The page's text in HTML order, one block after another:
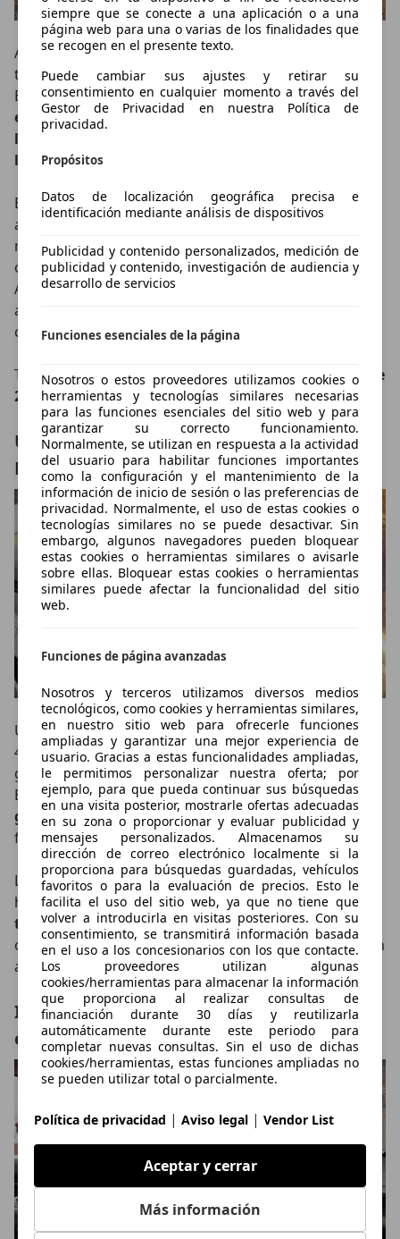
siempre que se conecte a una aplicación o a una
página web para una o varias de los finalidades que
se recogen en el presente texto.
Puede cambiar sus ajustes y retirar su
consentimiento en cualquier momento a través del
Gestor de Privacidad en nuestra Política de
privacidad.
Propósitos
Datos de localización geográfica precisa e
identificación mediante análisis de dispositivos
Publicidad y contenido personalizados, medición de
publicidad y contenido, investigación de audiencia y
desarrollo de servicios
Funciones esenciales de la página
Nosotros o estos proveedores utilizamos cookies o
herramientas y tecnologías similares necesarias
para las funciones esenciales del sitio web y para
garantizar su correcto funcionamiento.
Normalmente, se utilizan en respuesta a la actividad
del usuario para habilitar funciones importantes
como la configuración y el mantenimiento de la
información de inicio de sesión o las preferencias de
privacidad. Normalmente, el uso de estas cookies o
tecnologías similares no se puede desactivar. Sin
embargo, algunos navegadores pueden bloquear
estas cookies o herramientas similares o avisarle
sobre ellas. Bloquear estas cookies o herramientas
similares puede afectar la funcionalidad del sitio
web.
Funciones de página avanzadas
Nosotros y terceros utilizamos diversos medios
tecnológicos, como cookies y herramientas similares,
en nuestro sitio web para ofrecerle funciones
ampliadas y garantizar una mejor experiencia de
usuario. Gracias a estas funcionalidades ampliadas,
le permitimos personalizar nuestra oferta; por
ejemplo, para que pueda continuar sus búsquedas
en una visita posterior, mostrarle ofertas adecuadas
en su zona o proporcionar y evaluar publicidad y
mensajes personalizados. Almacenamos su
dirección de correo electrónico localmente si la
proporciona para búsquedas guardadas, vehículos
favoritos o para la evaluación de precios. Esto le
facilita el uso del sitio web, ya que no tiene que
volver a introducirla en visitas posteriores. Con su
consentimiento, se transmitirá información basada
en el uso a los concesionarios con los que contacte.
Los proveedores utilizan algunas
cookies/herramientas para almacenar la información
que proporciona al realizar consultas de
financiación durante 30 días y reutilizarla
automáticamente durante este periodo para
completar nuevas consultas. Sin el uso de dichas
cookies/herramientas, estas funciones ampliadas no
se pueden utilizar total o parcialmente.
Política de privacidad | Aviso legal | Vendor List
Aceptar y cerrar
Más información
A nivel estético hay cambios importantes, aunque
todos tienen una función clara más allá de lo visual. El
Emira 420 Sport estrena unsplitter delantero
específico,nuevas entradas de aire,faldones
laterales
lip
y unportón trasero ventilado
Estas modificaciones permiten aumentar el flujo de
aire hacia los radiadores exteriores en un
mejorar un14%la refrigeración del radiador central y
optimizar en un10%la refrigeración de los frenos.
Además, el flujo de aire de la válvula de escape
aumenta un
conducción exigente o tandas en circuito.
Todo ello acompañado por nuevasllantas forjadas de
20 pulgadasacabadas en gris oscuro satinado.
Un techo desmontable inspirado en el
Lotus Esprit
Una de las novedades más curiosas del nuevo Emira
420 Sport es la incorporación, por primera vez en la
gama, de untecho de cristal tintado desmontable
Este panel puederetirarse manualmentey
guardarse detrás de los asientosdentro de una
funda protectora.
Lotus asegura que esta solución está inspirada en el
histórico Esprit y que, además, estará disponible
también para otras versiones del Emira. La idea es
ofrecer una experiencia de conducción más abierta sin
alterar el comportamiento dinámico del coche.
Interior con más fibra de carbono y
enfoque deportivo